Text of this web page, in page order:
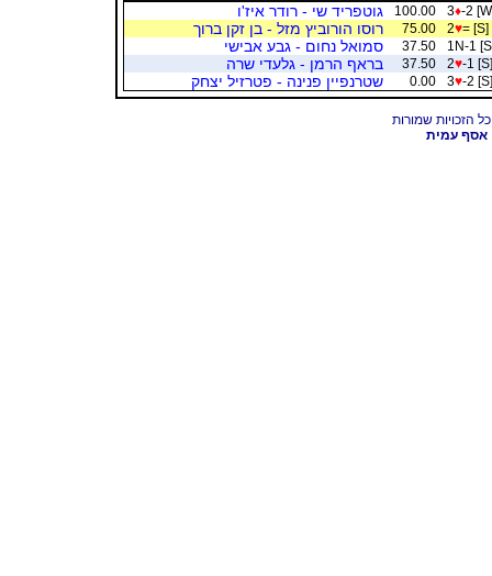
3♦-2
100.00 גוטפריד שי - רודר איז'ו
2♥= [S]
75.00 רוסו הורוביץ מזל - בן זקן ברוך
1N-1
37.50 סמואל נחום - גבע אבישי
2♥-1 [S]
37.50 בראף הרמן - גלעדי שרה
3♥-2 [S]
0.00 שטרנפיין פנינה - פטרזיל יצחק
אסף עמית